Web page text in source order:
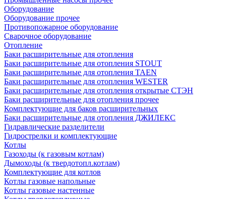
Оборудование
Оборудование прочее
Противопожарное оборудование
Сварочное оборудование
Отопление
Баки расширительные для отопления
Баки расширительные для отопления STOUT
Баки расширительные для отопления TAEN
Баки расширительные для отопления WESTER
Баки расширительные для отопления открытые СТЭН
Баки расширительные для отопления прочее
Комплектующие для баков расширительных
Баки расширительные для отопления ДЖИЛЕКС
Гидравлические разделители
Гидрострелки и комплектующие
Котлы
Газоходы (к газовым котлам)
Дымоходы (к твердотопл.котлам)
Комплектующие для котлов
Котлы газовые напольные
Котлы газовые настенные